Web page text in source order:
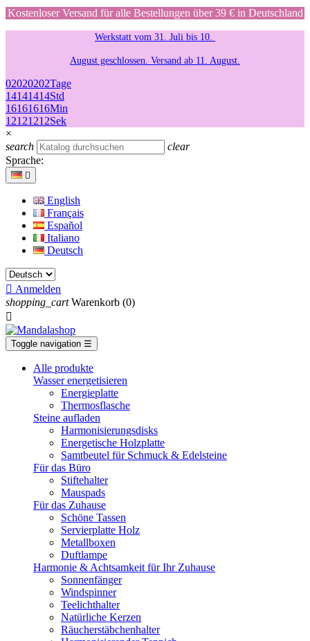
Kostenloser Versand für alle Bestellungen über 39 € in Deutschland
Werkstatt vom 31. Juli bis 10.
August geschlossen. Versand ab 11. August.
02020202Tage
14141414Std
16161616Min
12121212Sek
×
search
clear
Sprache:

English
Français
Español
Italiano
Deutsch
 Anmelden
shopping_cart Warenkorb (0)

Toggle navigation ☰
Alle produkte
Wasser energetisieren
Energieplatte​
Thermosflasche
Steine aufladen
Harmonisierungsdisks
Energetische Holzplatte
Samtbeutel für Schmuck & Edelsteine
Für das Büro
Stiftehalter
Mauspads
Für das Zuhause
Schöne Tassen
Servierplatte Holz
Metallboxen
Duftlampe
Harmonie & Achtsamkeit für Ihr Zuhause
Sonnenfänger
Windspinner
Teelichthalter
Natürliche Kerzen
Räucherstäbchenhalter